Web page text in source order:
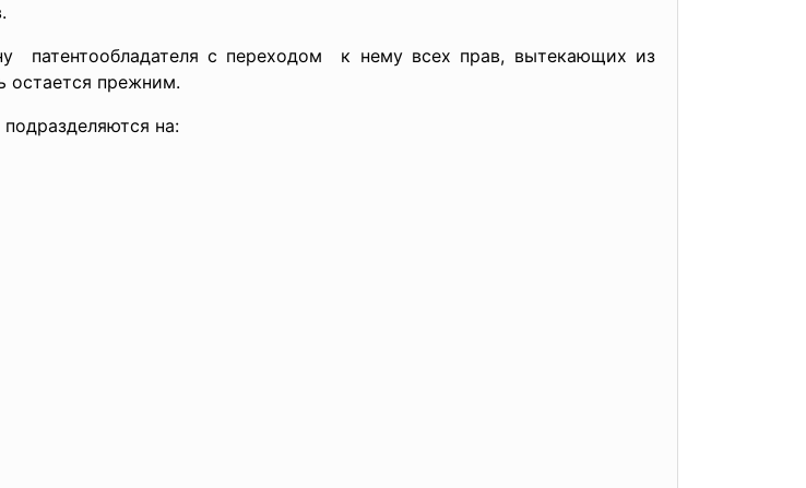
патентообладателя с переходом к нему всех прав, вытекающих из
остается прежним.
на: